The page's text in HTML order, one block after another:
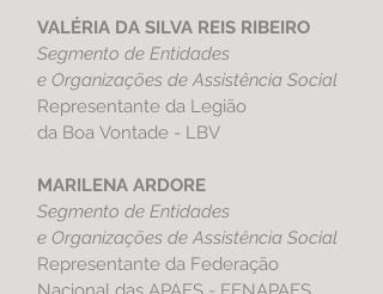
VALÉRIA DA SILVA REIS RIBEIRO
Segmento de Entidades
e Organizações de Assistência Social
Representante da Legião
da Boa Vontade - LBV
MARILENA ARDORE
Segmento de Entidades
e Organizações de Assistência Social
Representante da Federação